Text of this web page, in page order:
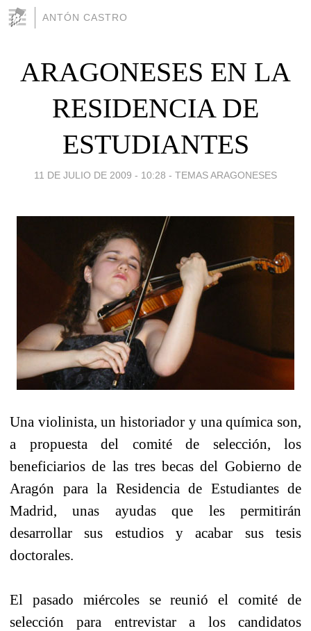
ANTÓN CASTRO
ARAGONESES EN LA
RESIDENCIA DE
ESTUDIANTES
11 DE JULIO DE 2009 - 10:28 - TEMAS ARAGONESES
Una violinista, un historiador y una química son,
a propuesta del comité de selección, los
beneficiarios de las tres becas del Gobierno de
Aragón para la Residencia de Estudiantes de
Madrid, unas ayudas que les permitirán
desarrollar sus estudios y acabar sus tesis
doctorales.
El pasado miércoles se reunió el comité de
selección para entrevistar a los candidatos